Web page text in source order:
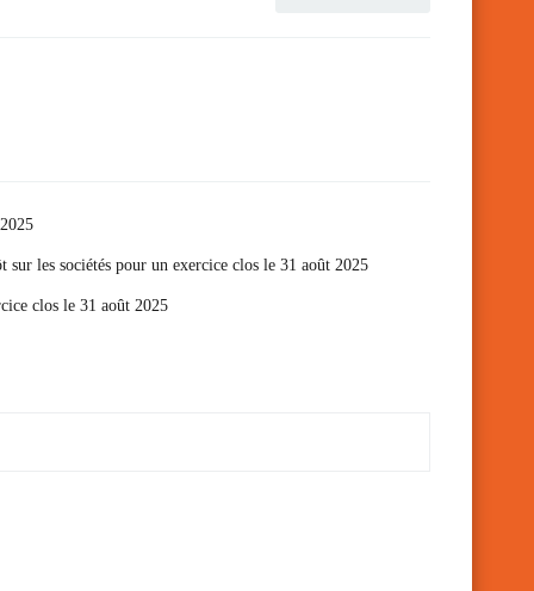
les sociétés pour un exercice clos le 31 août 2025
clos le 31 août 2025